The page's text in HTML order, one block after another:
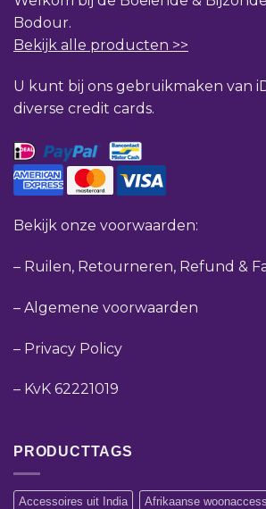
Bodour.
Bekijk alle producten >>
U kunt bij ons gebruikmaken van
diverse credit cards.
Bekijk onze voorwaarden:
– Ruilen, Retourneren, Refund &
– Algemene voorwaarden
– Privacy Policy
– KvK 62221019
PRODUCTTAGS
Accessoires uit India Afrikaanse